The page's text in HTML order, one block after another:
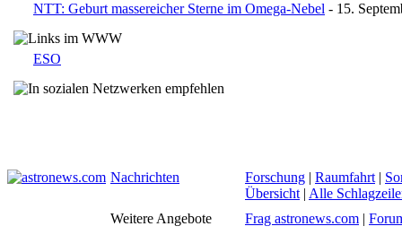
NTT: Geburt massereicher Sterne im Omega-Nebel - 15.
ESO
Nachrichten Forschung | Raumfahrt |
Übersicht | Alle
Weitere Angebote
Frag astronews.com |